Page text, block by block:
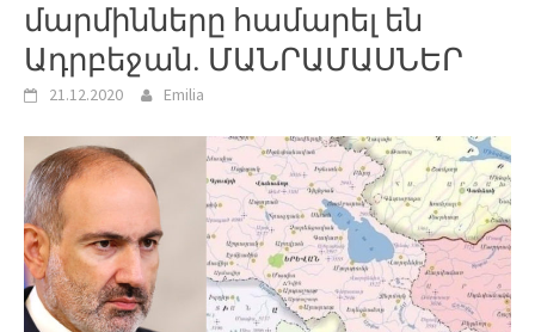
մարմինները համարել են
Ադրբեջան. ՄԱՆՐԱՄԱՍՆԵՐ
21.12.2020 Emilia